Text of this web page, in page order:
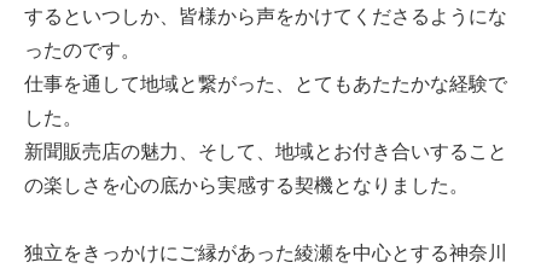
するといつしか、皆様から声をかけてくださるようにな
ったのです。
仕事を通して地域と繋がった、とてもあたたかな経験で
した。
新聞販売店の魅力、そして、地域とお付き合いすること
の楽しさを心の底から実感する契機となりました。
独立をきっかけにご縁があった綾瀬を中心とする神奈川